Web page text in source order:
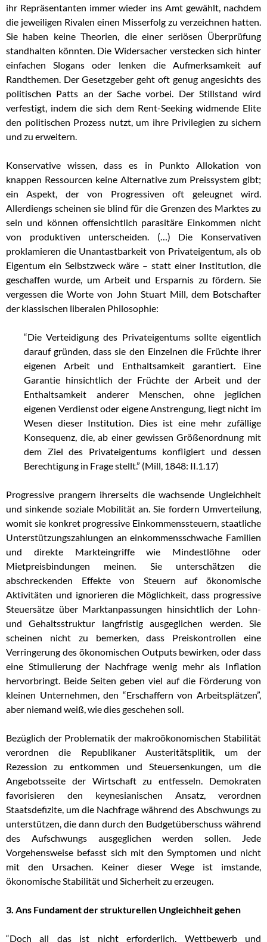
ihr Repräsentanten immer wieder ins Amt gewählt, nachdem
die jeweiligen Rivalen einen Misserfolg zu verzeichnen hatten.
Sie haben keine Theorien, die einer seriösen Überprüfung
standhalten könnten. Die Widersacher verstecken sich hinter
einfachen Slogans oder lenken die Aufmerksamkeit auf
Randthemen. Der Gesetzgeber geht oft genug angesichts des
politischen Patts an der Sache vorbei. Der Stillstand wird
verfestigt, indem die sich dem Rent-Seeking widmende Elite
den politischen Prozess nutzt, um ihre Privilegien zu sichern
und zu erweitern.
Konservative wissen, dass es in Punkto Allokation von
knappen Ressourcen keine Alternative zum Preissystem gibt;
ein Aspekt, der von Progressiven oft geleugnet wird.
Allerdiengs scheinen sie blind für die Grenzen des Marktes zu
sein und können offensichtlich parasitäre Einkommen nicht
von produktiven unterscheiden. (…) Die Konservativen
proklamieren die Unantastbarkeit von Privateigentum, als ob
Eigentum ein Selbstzweck wäre – statt einer Institution, die
geschaffen wurde, um Arbeit und Ersparnis zu fördern. Sie
vergessen die Worte von John Stuart Mill, dem Botschafter
der klassischen liberalen Philosophie:
“Die Verteidigung des Privateigentums sollte eigentlich
darauf gründen, dass sie den Einzelnen die Früchte ihrer
eigenen Arbeit und Enthaltsamkeit garantiert. Eine
Garantie hinsichtlich der Früchte der Arbeit und der
Enthaltsamkeit anderer Menschen, ohne jeglichen
eigenen Verdienst oder eigene Anstrengung, liegt nicht im
Wesen dieser Institution. Dies ist eine mehr zufällige
Konsequenz, die, ab einer gewissen Größenordnung mit
dem Ziel des Privateigentums konfligiert und dessen
Berechtigung in Frage stellt.” (Mill, 1848: II.1.17)
Progressive prangern ihrerseits die wachsende Ungleichheit
und sinkende soziale Mobilität an. Sie fordern Umverteilung,
womit sie konkret progressive Einkommenssteuern, staatliche
Unterstützungszahlungen an einkommensschwache Familien
und direkte Markteingriffe wie Mindestlöhne oder
Mietpreisbindungen meinen. Sie unterschätzen die
abschreckenden Effekte von Steuern auf ökonomische
Aktivitäten und ignorieren die Möglichkeit, dass progressive
Steuersätze über Marktanpassungen hinsichtlich der Lohn-
und Gehaltsstruktur langfristig ausgeglichen werden. Sie
scheinen nicht zu bemerken, dass Preiskontrollen eine
Verringerung des ökonomischen Outputs bewirken, oder dass
eine Stimulierung der Nachfrage wenig mehr als Inflation
hervorbringt. Beide Seiten geben viel auf die Förderung von
kleinen Unternehmen, den “Erschaffern von Arbeitsplätzen”,
aber niemand weiß, wie dies geschehen soll.
Bezüglich der Problematik der makroökonomischen Stabilität
verordnen die Republikaner Austeritätsplitik, um der
Rezession zu entkommen und Steuersenkungen, um die
Angebotsseite der Wirtschaft zu entfesseln. Demokraten
favorisieren den keynesianischen Ansatz, verordnen
Staatsdefizite, um die Nachfrage während des Abschwungs zu
unterstützen, die dann durch den Budgetüberschuss während
des Aufschwungs ausgeglichen werden sollen. Jede
Vorgehensweise befasst sich mit den Symptomen und nicht
mit den Ursachen. Keiner dieser Wege ist imstande,
ökonomische Stabilität und Sicherheit zu erzeugen.
3. Ans Fundament der strukturellen Ungleichheit gehen
“Doch all das ist nicht erforderlich. Wettbewerb und